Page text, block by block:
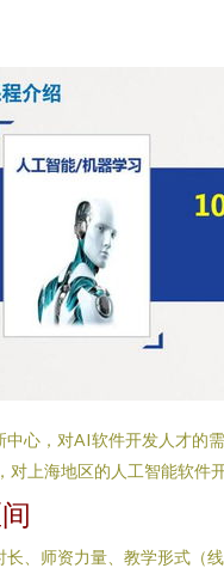
心，对AI软件开发人才
对上海地区的人工智能软
、师资力量、教学形式